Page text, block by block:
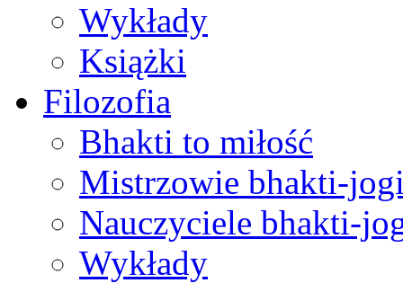
Wykłady
Książki
Filozofia
Bhakti to miłość
Mistrzowie bhakti-
Nauczyciele bhakti-
Wykłady